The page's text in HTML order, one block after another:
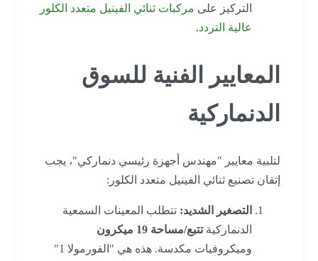
التركيز علىمركبات ثنائي الفينيل متعدد الكلور
عالية التردد.
المعايير الفنية للسوق
الدنماركية
لتلبية معايير "مهندس أجهزة رئيسي دنماركي"، يجب
إتقان تصنيع ثنائي الفينيل متعدد الكلور:
التصغير الشديد:تتطلب المعينات السمعية
الدنماركية تتبع/مساحة 19 ميكرون
وميكروفيات مكدسة. هذه هي "الفورمولا 1"